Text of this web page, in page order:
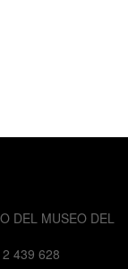
DEL MUSEO DEL
439 628